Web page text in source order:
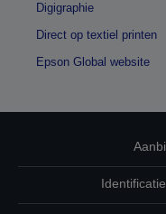
Digigraphie
Direct op textiel printen
Epson Global website